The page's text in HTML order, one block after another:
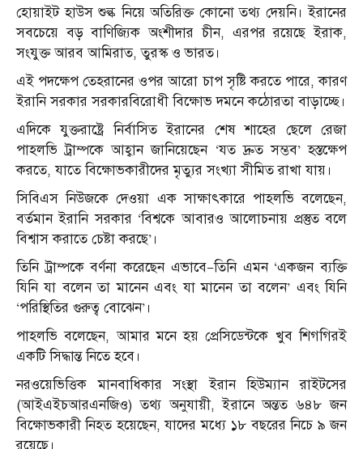
হোয়াইট হাউস শুল্ক নিয়ে অতিরিক্ত কোনো তথ্য দেয়নি। ইরানের
সবচেয়ে বড় বাণিজ্যিক অংশীদার চীন, এরপর রয়েছে ইরাক,
সংযুক্ত আরব আমিরাত, তুরস্ক ও ভারত।
এই পদক্ষেপ তেহরানের ওপর আরো চাপ সৃষ্টি করতে পারে, কারণ
ইরানি সরকার সরকারবিরোধী বিক্ষোভ দমনে কঠোরতা বাড়াচ্ছে।
এদিকে যুক্তরাষ্ট্রে নির্বাসিত ইরানের শেষ শাহের ছেলে রেজা
পাহলভি ট্রাম্পকে আহ্বান জানিয়েছেন ‘যত দ্রুত সম্ভব’ হস্তক্ষেপ
করতে, যাতে বিক্ষোভকারীদের মৃত্যুর সংখ্যা সীমিত রাখা যায়।
সিবিএস নিউজকে দেওয়া এক সাক্ষাৎকারে পাহলভি বলেছেন,
বর্তমান ইরানি সরকার ‘বিশ্বকে আবারও আলোচনায় প্রস্তুত বলে
বিশ্বাস করাতে চেষ্টা করছে’।
তিনি ট্রাম্পকে বর্ণনা করেছেন এভাবে—তিনি এমন ‘একজন ব্যক্তি
যিনি যা বলেন তা মানেন এবং যা মানেন তা বলেন’ এবং যিনি
‘পরিস্থিতির গুরুত্ব বোঝেন’।
পাহলভি বলেছেন, আমার মনে হয় প্রেসিডেন্টকে খুব শিগগিরই
একটি সিদ্ধান্ত নিতে হবে।
নরওয়েভিত্তিক মানবাধিকার সংস্থা ইরান হিউম্যান রাইটসের
(আইএইচআরএনজিও) তথ্য অনুযায়ী, ইরানে অন্তত ৬৪৮ জন
বিক্ষোভকারী নিহত হয়েছেন, যাদের মধ্যে ১৮ বছরের নিচে ৯ জন